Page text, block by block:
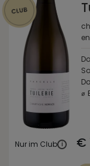
⌀
Nur im Club i €